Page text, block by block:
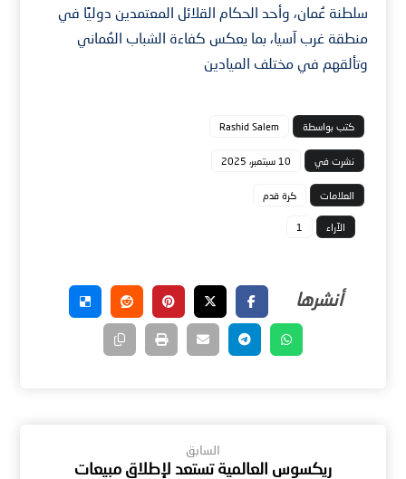
سلطنة عُمان، وأحد الحكام القلائل المعتمدين دوليًا في
منطقة غرب آسيا، بما يعكس كفاءة الشباب العُماني
وتألقهم في مختلف الميادين
كتب بواسطة Rashid Salem
نشرت في 10 سبتمبر، 2025
العلامات كرة قدم
الآراء 1
السابق
ريكسوس العالمية تستعد لإطلاق مبيعات